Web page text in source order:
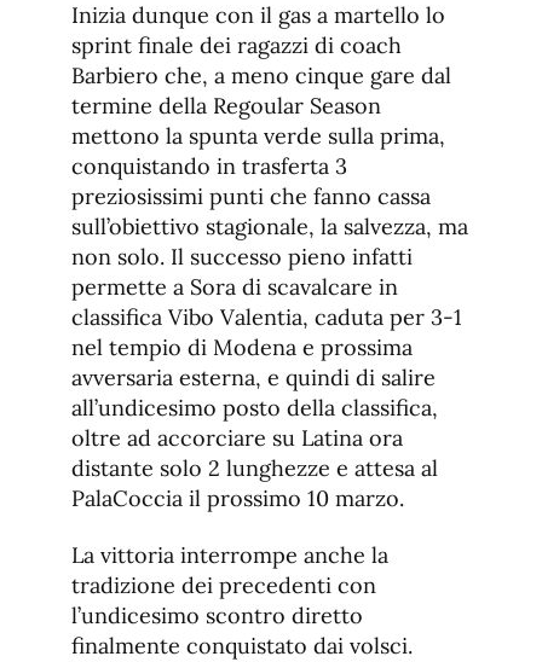
Inizia dunque con il gas a martello lo
sprint finale dei ragazzi di coach
Barbiero che, a meno cinque gare dal
termine della Regoular Season
mettono la spunta verde sulla prima,
conquistando in trasferta 3
preziosissimi punti che fanno cassa
sull’obiettivo stagionale, la salvezza, ma
non solo. Il successo pieno infatti
permette a Sora di scavalcare in
classifica Vibo Valentia, caduta per 3-1
nel tempio di Modena e prossima
avversaria esterna, e quindi di salire
all’undicesimo posto della classifica,
oltre ad accorciare su Latina ora
distante solo 2 lunghezze e attesa al
PalaCoccia il prossimo 10 marzo.
La vittoria interrompe anche la
tradizione dei precedenti con
l’undicesimo scontro diretto
finalmente conquistato dai volsci.